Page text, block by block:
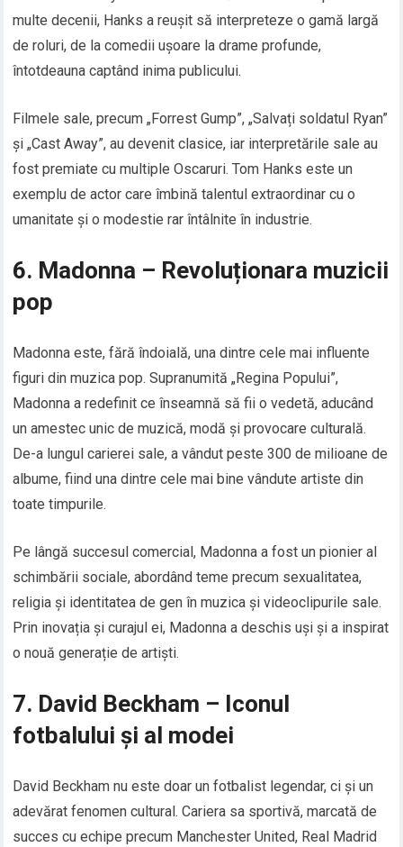
multe decenii, Hanks a reușit să interpreteze o gamă largă
de roluri, de la comedii ușoare la drame profunde,
întotdeauna captând inima publicului.
Filmele sale, precum „Forrest Gump”, „Salvați soldatul Ryan”
și „Cast Away”, au devenit clasice, iar interpretările sale au
fost premiate cu multiple Oscaruri. Tom Hanks este un
exemplu de actor care îmbină talentul extraordinar cu o
umanitate și o modestie rar întâlnite în industrie.
6. Madonna – Revoluționara muzicii
pop
Madonna este, fără îndoială, una dintre cele mai influente
figuri din muzica pop. Supranumită „Regina Popului”,
Madonna a redefinit ce înseamnă să fii o vedetă, aducând
un amestec unic de muzică, modă și provocare culturală.
De-a lungul carierei sale, a vândut peste 300 de milioane de
albume, fiind una dintre cele mai bine vândute artiste din
toate timpurile.
Pe lângă succesul comercial, Madonna a fost un pionier al
schimbării sociale, abordând teme precum sexualitatea,
religia și identitatea de gen în muzica și videoclipurile sale.
Prin inovația și curajul ei, Madonna a deschis uși și a inspirat
o nouă generație de artiști.
7. David Beckham – Iconul
fotbalului și al modei
David Beckham nu este doar un fotbalist legendar, ci și un
adevărat fenomen cultural. Cariera sa sportivă, marcată de
succes cu echipe precum Manchester United, Real Madrid